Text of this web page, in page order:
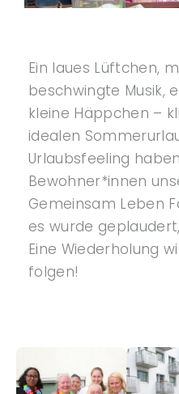
Ein laues Lüftchen,
beschwingte Musik,
kleine Häppchen –
idealen
Urlaubsfeeling
Bewohner*innen
Gemeinsam Leben
es wurde
Eine Wiederholung
folgen!